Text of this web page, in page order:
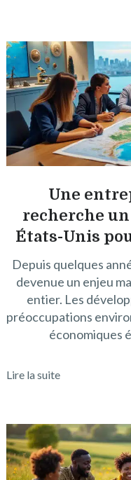
Une
recherche
États-Unis
Depuis quelques
devenue un enjeu
entier. Les
préoccupations
économiques
Lire la suite